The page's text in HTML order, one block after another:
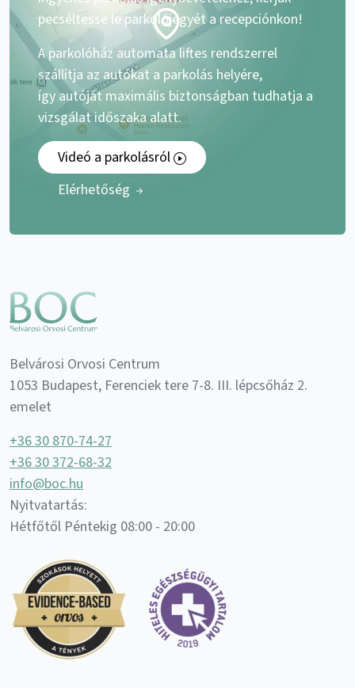
pecséltesse le parkolójegyét a recepciónkon!
A parkolóház automata liftes rendszerrel
szállítja az autókat a parkolás helyére,
így autóját maximális biztonságban tudhatja a
vizsgálat időszaka alatt.
Videó a parkolásról
Elérhetőség
Belvárosi Orvosi Centrum
1053 Budapest, Ferenciek tere 7-8. III. lépcsőház 2.
emelet
+36 30 870-74-27
+36 30 372-68-32
info@boc.hu
Nyitvatartás:
Hétfőtől Péntekig 08:00 - 20:00